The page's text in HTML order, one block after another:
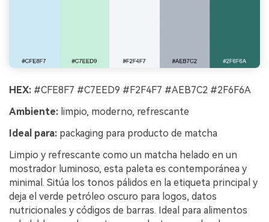
HEX: #CFE8F7 #C7EED9 #F2F4F7 #AEB7C2 #2F6F6A
Ambiente: limpio, moderno, refrescante
Ideal para: packaging para producto de matcha
Limpio y refrescante como un matcha helado en un
mostrador luminoso, esta paleta es contemporánea y
minimal. Sitúa los tonos pálidos en la etiqueta principal y
deja el verde petróleo oscuro para logos, datos
nutricionales y códigos de barras. Ideal para alimentos